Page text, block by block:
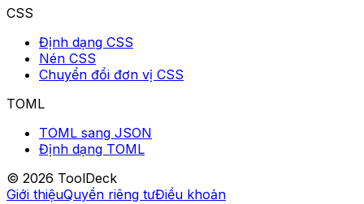
CSS
Định dạng CSS
Nén CSS
Chuyển đổi đơn vị CSS
TOML
TOML sang JSON
Định dạng TOML
© 2026 ToolDeck
Giới thiệuQuyền riêng tưĐiều khoản